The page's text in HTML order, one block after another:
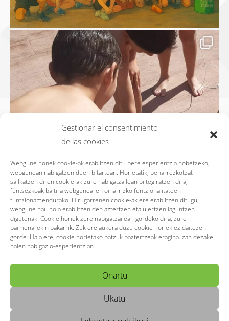
Gestionar el consentimiento
de las cookies
Webgune honek cookie-ak erabiltzen ditu bere esperientzia hobetzeko,
webgunean nabigatzen duen bitartean. Horietatik, beharrezkotzat
sailkatzen diren cookie-ak zure nabigatzailean biltegiratzen dira,
funtsezkoak baitira webgunearen oinarrizko funtzionalitateen
funtzionamendurako. Hirugarrenen cookie-ak ere erabiltzen ditugu,
webgune hau nola erabiltzen den aztertzen eta ulertzen laguntzen
digutenak. Cookie horiek zure nabigatzailean gordeko dira, zure
baimenarekin bakarrik. Zuk ere aukera duzu cookie horiek ez daitezen
gorde. Hala ere, cookie horietako batzuk baztertzeak eragina izan dezake
haien nabigazio-esperientzian.
Onartu
Ukatu